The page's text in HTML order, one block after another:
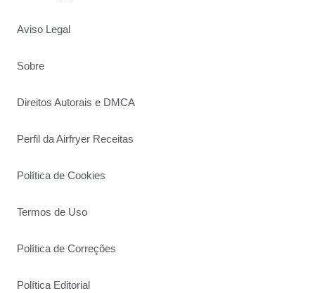
Aviso Legal
Sobre
Direitos Autorais e DMCA
Perfil da Airfryer Receitas
Política de Cookies
Termos de Uso
Política de Correções
Política Editorial